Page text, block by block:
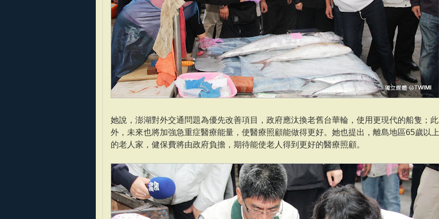
她說，澎湖對外交通問題為優先改善項目，政府應汰換老舊台華輪，使用更現代的船隻；此
外，未來也將加強急重症醫療能量，使醫療照顧能做得更好。她也提出，離島地區65歲以上
的老人家，健保費將由政府負擔，期待能使老人得到更好的醫療照顧。